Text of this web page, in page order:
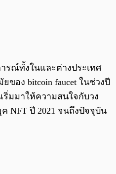
รณ์ทั้งในและต่างประเทศ
ของ bitcoin faucet ในช่วงปี
ริ่มมาให้ความสนใจกับวง
NFT ปี 2021 จนถึงปัจจุบัน